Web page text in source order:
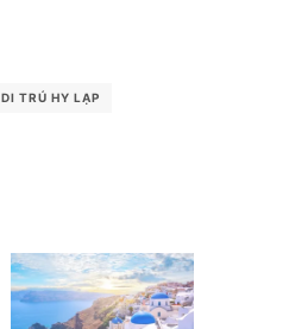
DI TRÚ HY LẠP